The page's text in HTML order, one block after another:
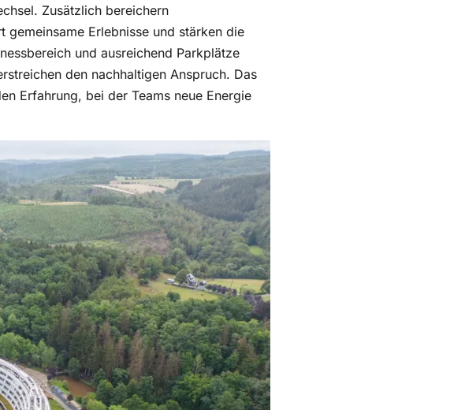
Zusätzlich bereichern
gemeinsame Erlebnisse und stärken die
und ausreichend Parkplätze
den nachhaltigen Anspruch. Das
Erfahrung, bei der Teams neue Energie